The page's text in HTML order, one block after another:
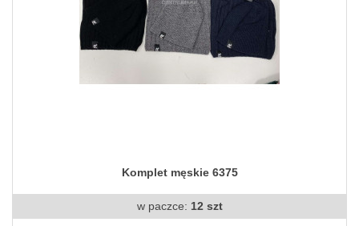
Komplet męskie 6375
w paczce: 12 szt